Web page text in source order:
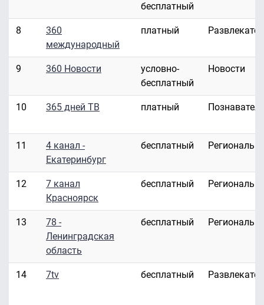
бесплатный
8
360
международный
платный
9 360 Новости
условно-
бесплатный
Новости
10 365 дней ТВ платный
11
4 канал -
Екатеринбург
бесплатный
12
7 канал
Красноярск
бесплатный
13
78 -
Ленинградская
область
бесплатный
14 7tv бесплатный